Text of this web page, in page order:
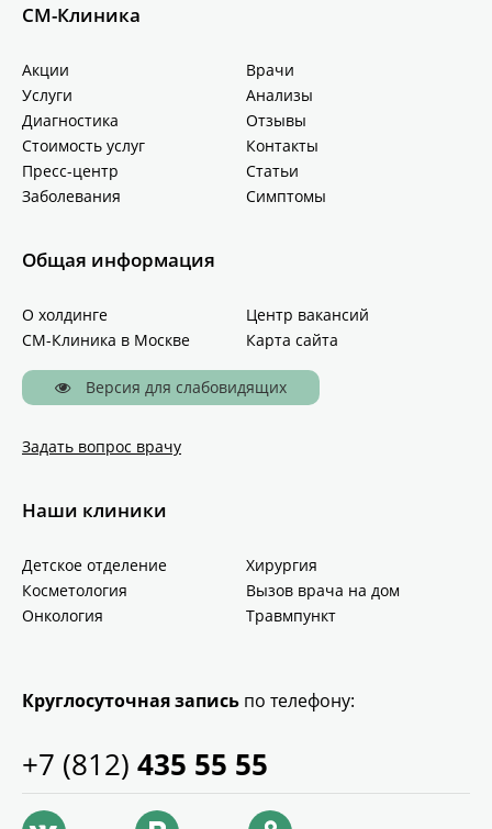
СМ-Клиника
Акции
Врачи
Услуги
Анализы
Диагностика
Отзывы
Стоимость услуг
Контакты
Пресс-центр
Статьи
Заболевания
Симптомы
Общая информация
О холдинге
Центр вакансий
СМ-Клиника в Москве
Карта сайта
Версия для слабовидящих
Задать вопрос врачу
Наши клиники
Детское отделение
Хирургия
Косметология
Вызов врача на дом
Онкология
Травмпункт
Круглосуточная запись по телефону:
+7 (812) 435 55 55